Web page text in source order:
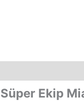
Süper Ekip